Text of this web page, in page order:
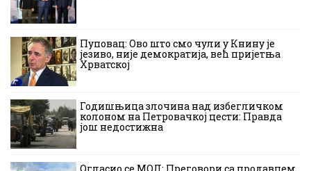
Пуповац: Ово што смо чули у Книну је
језиво, није демократија, већ пријетња
Хрватској
Годишњица злочина над избегличком
колоном на Петровачкој цести: Правда
још недостижна